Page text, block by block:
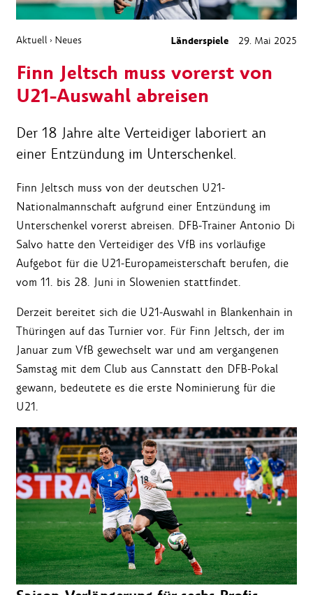
Aktuell › Neues Länderspiele 29. Mai 2025
Finn Jeltsch muss vorerst von
U21-Auswahl abreisen
Der 18 Jahre alte Verteidiger laboriert an
einer Entzündung im Unterschenkel.
Finn Jeltsch muss von der deutschen U21-
Nationalmannschaft aufgrund einer Entzündung im
Unterschenkel vorerst abreisen. DFB-Trainer Antonio Di
Salvo hatte den Verteidiger des VfB ins vorläufige
Aufgebot für die U21-Europameisterschaft berufen, die
vom 11. bis 28. Juni in Slowenien stattfindet.
Derzeit bereitet sich die U21-Auswahl in Blankenhain in
Thüringen auf das Turnier vor. Für Finn Jeltsch, der im
Januar zum VfB gewechselt war und am vergangenen
Samstag mit dem Club aus Cannstatt den DFB-Pokal
gewann, bedeutete es die erste Nominierung für die
U21.